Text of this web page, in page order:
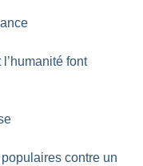
font
contre un